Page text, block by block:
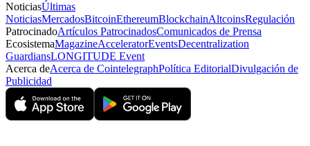
NoticiasÚltimas
NoticiasMercadosBitcoinEthereumBlockchainAltcoinsRegulación
PatrocinadoArtículos PatrocinadosComunicados de Prensa
EcosistemaMagazineAcceleratorEventsDecentralization
GuardiansLONGITUDE Event
Acerca deAcerca de CointelegraphPolítica EditorialDivulgación de
Publicidad